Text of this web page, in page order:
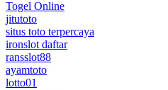
Togel Online
jitutoto
situs toto terpercaya
ironslot daftar
ransslot88
ayamtoto
lotto01